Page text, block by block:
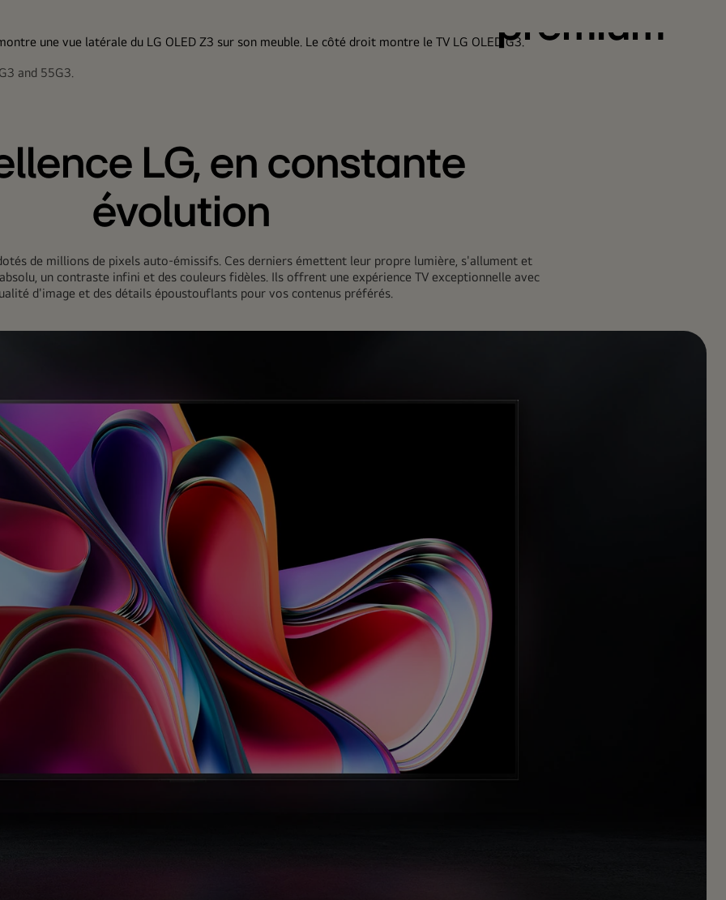
premium
vous inquiétez pas si vous avez déjà acheté l’un des modèles de
téléviseurs concernés, la garantie est évidemment appliquée. Alors
profitez simplement de votre téléviseur.
and 55G3.
LG, en constante
évolution
de millions de pixels auto-émissifs. Ces derniers émettent leur propre lumière, s'allument et
un contraste infini et des couleurs fidèles. Ils offrent une expérience TV exceptionnelle avec
d'image et des détails époustouflants pour vos contenus préférés.